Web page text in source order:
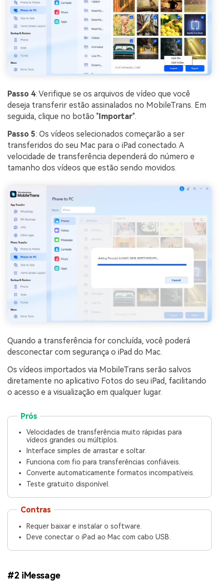
Passo 4: Verifique se os arquivos de vídeo que você
deseja transferir estão assinalados no MobileTrans. Em
seguida, clique no botão "Importar".
Passo 5: Os vídeos selecionados começarão a ser
transferidos do seu Mac para o iPad conectado. A
velocidade de transferência dependerá do número e
tamanho dos vídeos que estão sendo movidos.
Quando a transferência for concluída, você poderá
desconectar com segurança o iPad do Mac.
Os vídeos importados via MobileTrans serão salvos
diretamente no aplicativo Fotos do seu iPad, facilitando
o acesso e a visualização em qualquer lugar.
Prós
Velocidades de transferência muito rápidas para
vídeos grandes ou múltiplos.
Interface simples de arrastar e soltar.
Funciona com fio para transferências confiáveis.
Converte automaticamente formatos incompatíveis.
Teste gratuito disponível.
Contras
Requer baixar e instalar o software.
Deve conectar o iPad ao Mac com cabo USB.
#2 iMessage